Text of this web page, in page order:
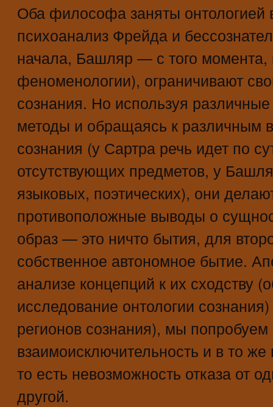
Оба философа заняты онтологией
психоанализ Фрейда и
начала, Башляр — с того момента,
феноменологии), ограничивают
сознания. Но используя
методы и обращаясь к различным
сознания (у Сартра речь идет по
отсутствующих предметов, у
языковых, поэтических), они
противоположные выводы о
образ — это ничто бытия, для
собственное автономное бытие.
анализе концепций к их сходству
исследование онтологии
регионов сознания), мы
взаимоисключительность и в то
то есть невозможность отказа от
другой.